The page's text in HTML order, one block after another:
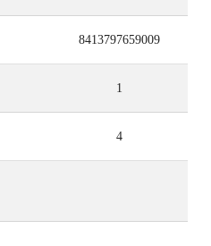
8413797659009
1
4